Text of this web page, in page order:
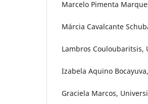
Marcelo Pimenta
Márcia Cavalcante
Lambros Couloubaritsis,
Izabela Aquino
Graciela Marcos,